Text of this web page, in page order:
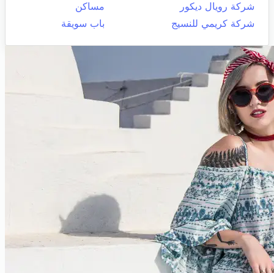
شركة رويال ديكور
مساكن
شركة كريمي للنسيج
باب سويقة